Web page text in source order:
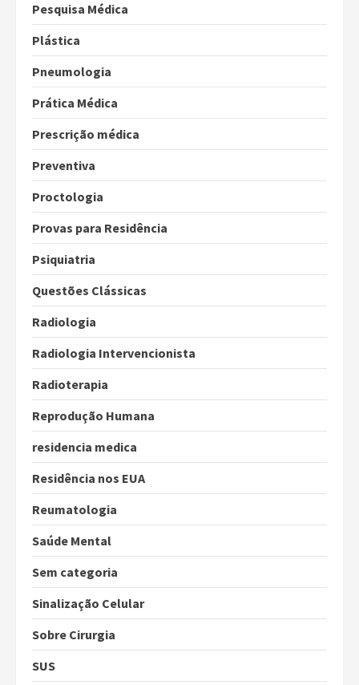
Pesquisa Médica
Plástica
Pneumologia
Prática Médica
Prescrição médica
Preventiva
Proctologia
Provas para Residência
Psiquiatria
Questões Clássicas
Radiologia
Radiologia Intervencionista
Radioterapia
Reprodução Humana
residencia medica
Residência nos EUA
Reumatologia
Saúde Mental
Sem categoria
Sinalização Celular
Sobre Cirurgia
SUS